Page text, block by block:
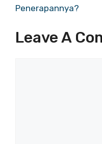
Penerapannya?
Leave A